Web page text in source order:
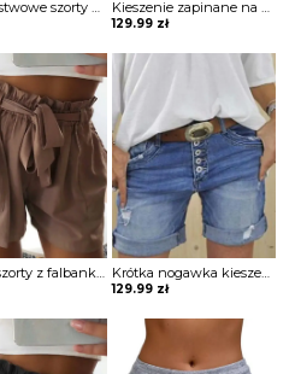
Dwuwarstwowe szorty do jogi z wysokim stanem Claretta Kieszenie zapinane na guziki dżinsowe szorty z frędzlami Dalros
129.99 zł
Solidne szorty z falbanką Cosette Krótka nogawka kieszenie zapinane guziki casual prosty krój jeans szorty spodenki spodnie Merita
129.99 zł